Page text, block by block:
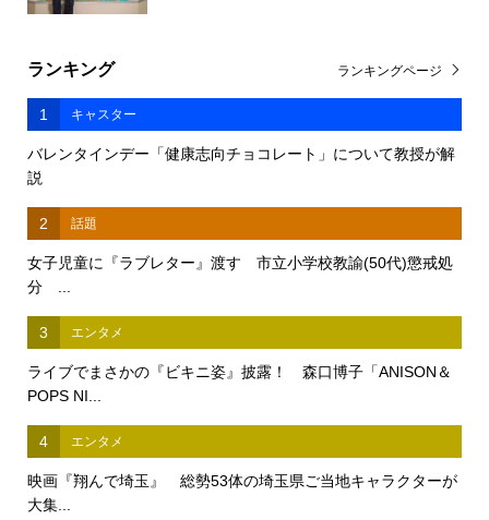
ランキング
1 キャスター
バレンタインデー「健康志向チョコレート」について教授が解
説
2 話題
女子児童に『ラブレター』渡す 市立小学校教諭(50代)懲戒処
分 ...
3 エンタメ
ライブでまさかの『ビキニ姿』披露！ 森口博子「ANISON＆
POPS NI...
4 エンタメ
映画『翔んで埼玉』 総勢53体の埼玉県ご当地キャラクターが
大集...
ランキングページ